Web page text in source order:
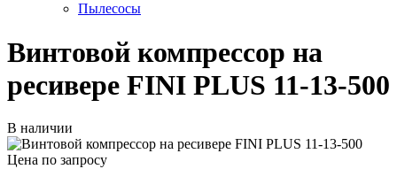
Пылесосы
Винтовой компрессор на
ресивере FINI PLUS 11-13-500
В наличии
Цена по запросу